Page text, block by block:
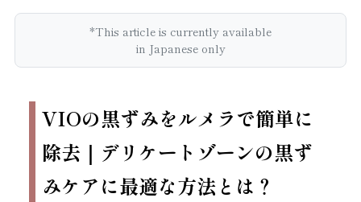
*This article is currently available
in Japanese only
VIOの黒ずみをルメラで簡単に
除去｜デリケートゾーンの黒ず
みケアに最適な方法とは？